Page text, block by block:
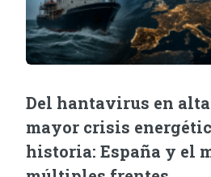
Del hantavirus en
mayor crisis
historia: España y el